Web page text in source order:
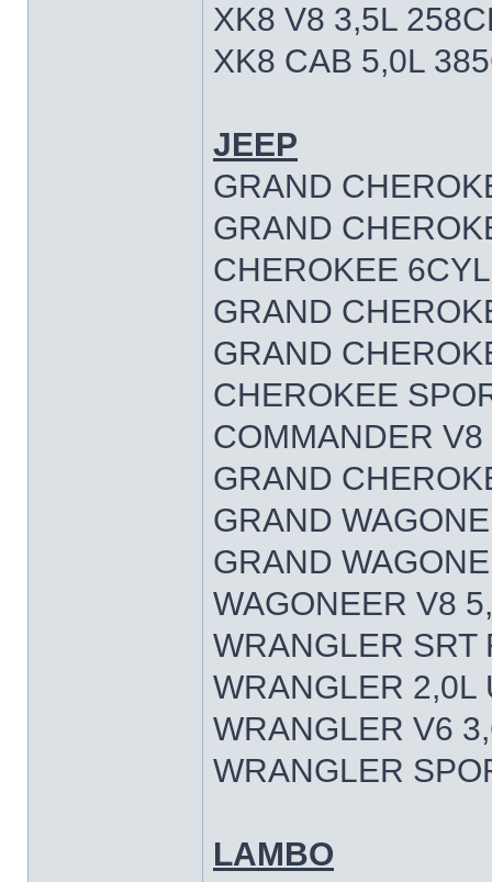
XK8 V8 3,5L
XK8 CAB 5,0L
JEEP
GRAND
GRAND
CHEROKEE
GRAND
GRAND
CHEROKEE
COMMANDER
GRAND
GRAND
GRAND
WAGONEER V8
WRANGLER SRT
WRANGLER 2,0L
WRANGLER V6
WRANGLER
LAMBO